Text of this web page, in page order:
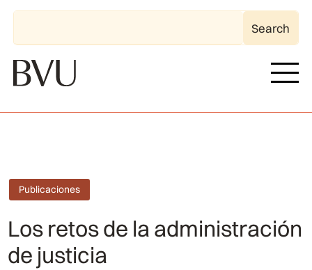
Publicaciones
Los retos de la administración
de justicia